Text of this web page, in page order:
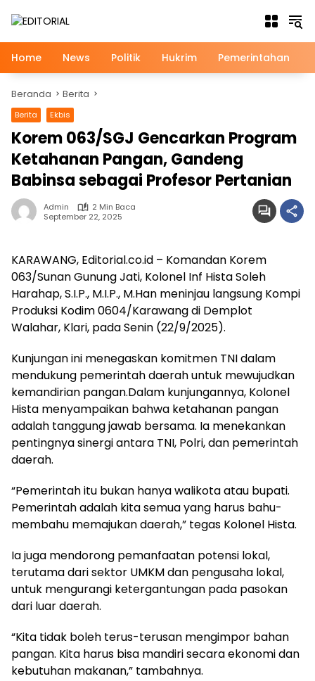
Home
News Politik Hukrim Pemerintahan
Beranda Berita
Berita Ekbis
Korem 063/SGJ Gencarkan Program
Ketahanan Pangan, Gandeng
Babinsa sebagai Profesor Pertanian
Admin
2 Min Baca
September 22, 2025
KARAWANG, Editorial.co.id – Komandan Korem
063/Sunan Gunung Jati, Kolonel Inf Hista Soleh
Harahap, S.I.P., M.I.P., M.Han meninjau langsung Kompi
Produksi Kodim 0604/Karawang di Demplot
Walahar, Klari, pada Senin (22/9/2025).
Kunjungan ini menegaskan komitmen TNI dalam
mendukung pemerintah daerah untuk mewujudkan
kemandirian pangan.Dalam kunjungannya, Kolonel
Hista menyampaikan bahwa ketahanan pangan
adalah tanggung jawab bersama. Ia menekankan
pentingnya sinergi antara TNI, Polri, dan pemerintah
daerah.
“Pemerintah itu bukan hanya walikota atau bupati.
Pemerintah adalah kita semua yang harus bahu-
membahu memajukan daerah,” tegas Kolonel Hista.
Ia juga mendorong pemanfaatan potensi lokal,
terutama dari sektor UMKM dan pengusaha lokal,
untuk mengurangi ketergantungan pada pasokan
dari luar daerah.
“Kita tidak boleh terus-terusan mengimpor bahan
pangan. Kita harus bisa mandiri secara ekonomi dan
kebutuhan makanan,” tambahnya.